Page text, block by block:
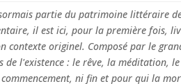
partie du patrimoine littéraire
il est ici, pour la première fois,
contexte originel. Composé par le
de l'existence : le rêve, la méditation,
ni fin et pour qui la